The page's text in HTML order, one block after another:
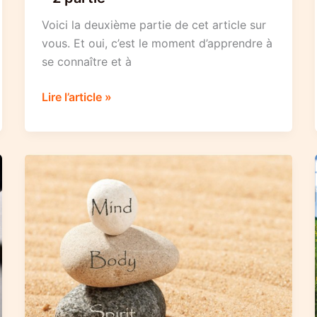
Voici la deuxième partie de cet article sur
vous. Et oui, c’est le moment d’apprendre à
se connaître et à
20
pour
vous
êtes
une
personne
exceptionnelle
–
2
partie
Lire l’article »